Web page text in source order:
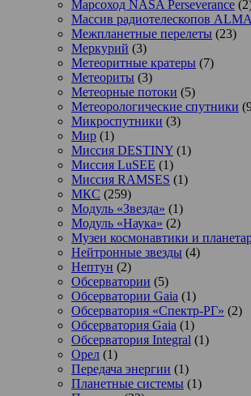
Марсоход NASA Perseverance
Массив радиотелескопов ALMA
Межпланетные перелеты (23)
Меркурий (3)
Метеоритные кратеры (7)
Метеориты (3)
Метеорные потоки (5)
Метеорологические спутники
Микроспутники (3)
Мир (1)
Миссия DESTINY (1)
Миссия LuSEE (1)
Миссия RAMSES (1)
МКС (259)
Модуль «Звезда» (1)
Модуль «Наука» (2)
Музеи космонавтики и
Нейтронные звезды (4)
Нептун (2)
Обсерватории (5)
Обсерватории Gaia (1)
Обсерватория «Спектр-РГ» (2)
Обсерватория Gaia (1)
Обсерватория Integral (1)
Орел (1)
Передача энергии (1)
Планетные системы (1)